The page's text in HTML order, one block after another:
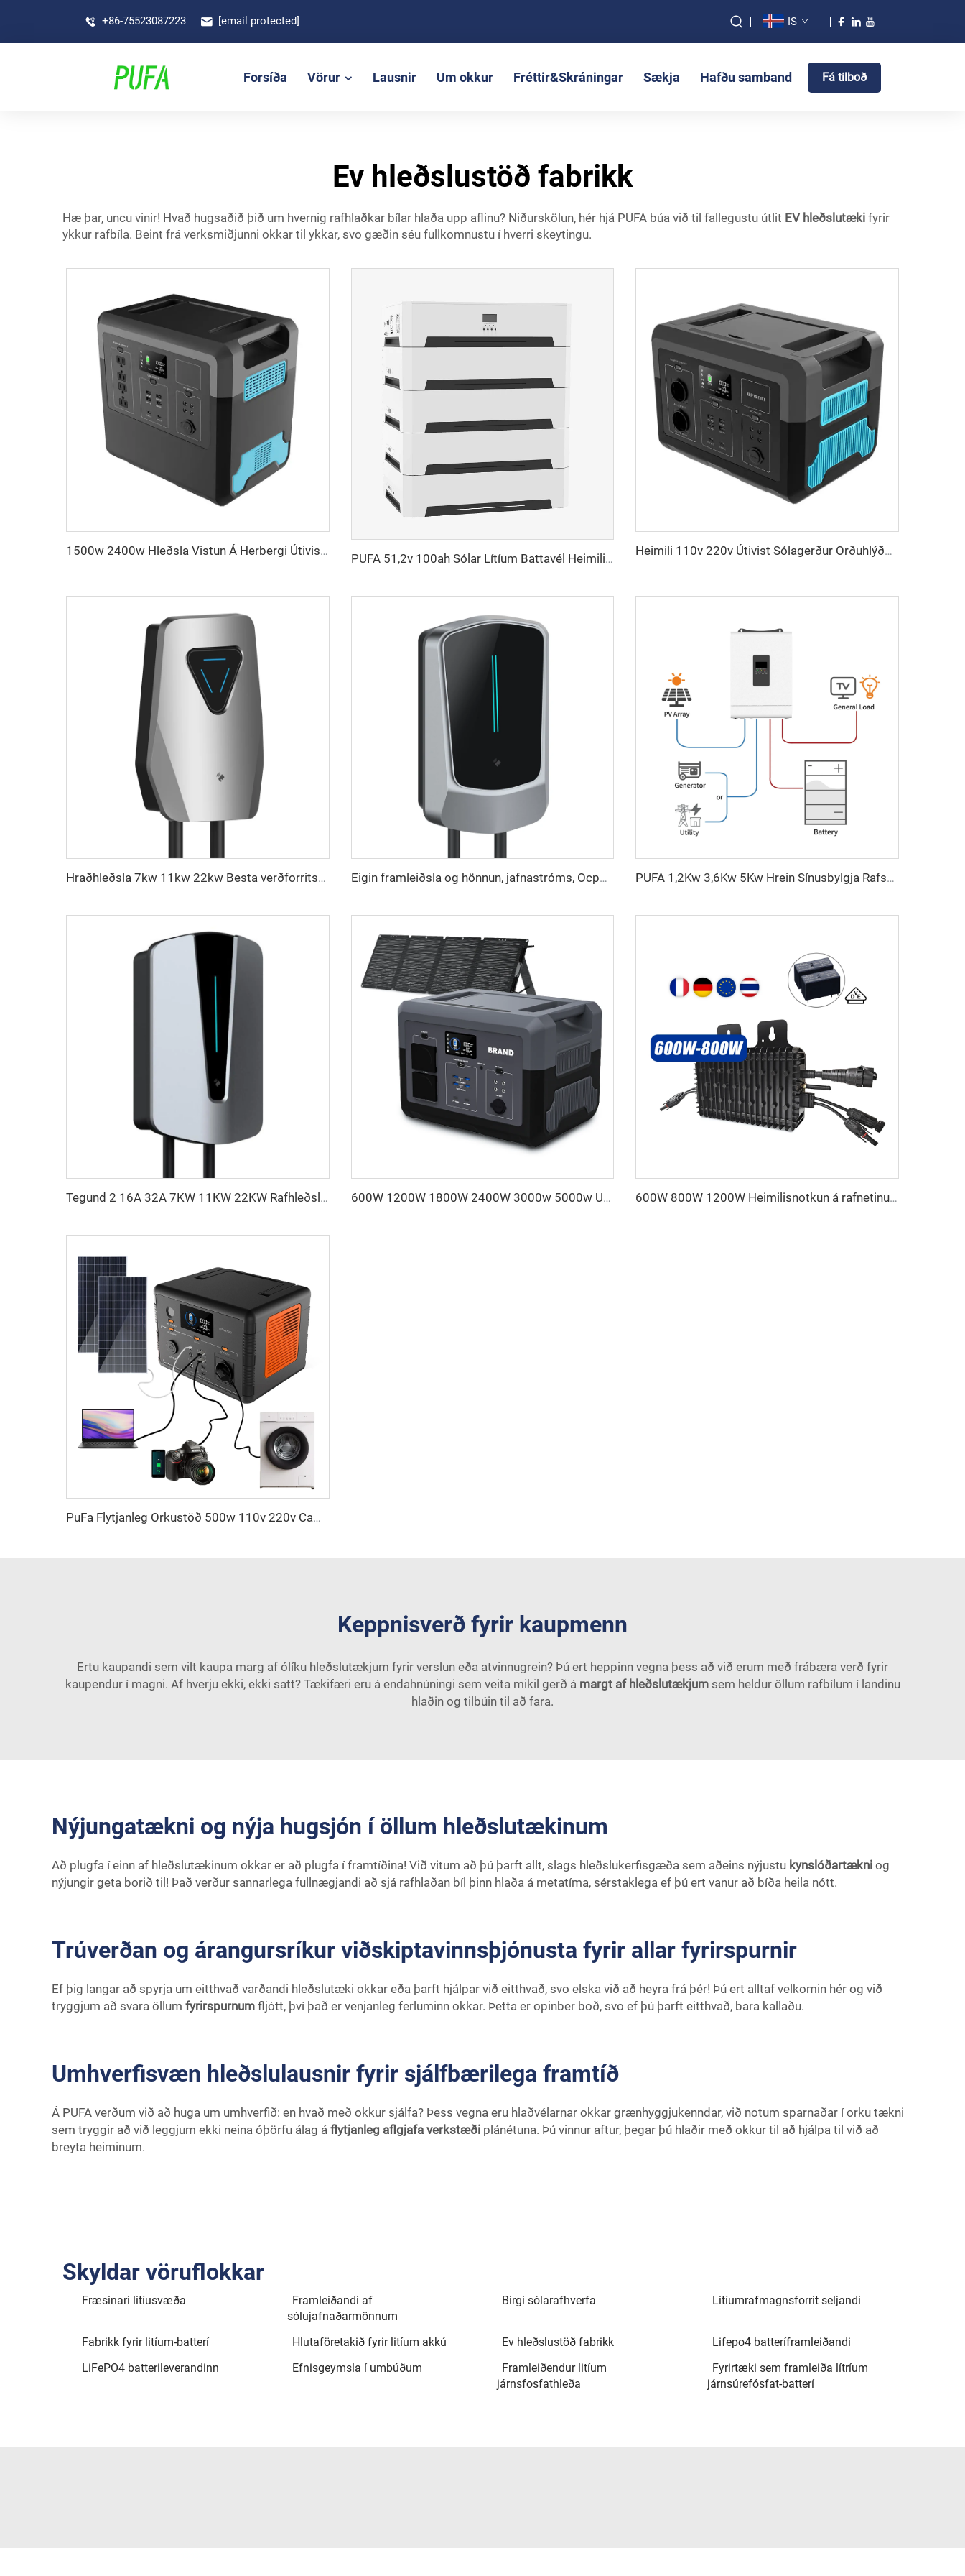
+86-75523087223 [email protected] IS
Forsíða Vörur Lausnir Um okkur Fréttir&Skráningar Sækja Hafðu samband Fá tilboð
Ev hleðslustöð fabrikk
Hæ þar, uncu vinir! Hvað hugsaðið þið um hvernig rafhlaðkar bílar hlaða upp aflinu? Niðurskölun, hér hjá PUFA búa við til fallegustu útlit EV hleðslutæki fyrir
ykkur rafbíla. Beint frá verksmiðjunni okkar til ykkar, svo gæðin séu fullkomnustu í hverri skeytingu.
1500w 2400w Hleðsla Vistun Á Herbergi Útivist Lifepo4 Battavél Orka Kerfi Framboð Hnútur Rafeðlisólarorðu
PUFA 51,2v 100ah Sólar Lítíum Battavél Heimilisorkugeymsla Kerfi 10kwh 20kwh Heimilisnotkun Sólorku Orkugeymsla Kerfi
Heimili 110v 220v Útivist Sólagerður Orðuhlýður 5000w 3000w 2400w 1500w 600w 500w 300w Hnútur Orðuhlýður
Hraðhleðsla 7kw 11kw 22kw Besta verðforritsstýrð hleðsla fyrir rafbíla Eigin framleiðsla og hönnun, jafnastróms, Ocpp, rafgæðahleðsla, einnur röðunarstöng fyrir rafbíla PUFA 1,2Kw 3,6Kw 5Kw Hrein Sínusbylgja Rafsambands Sólumvandinn 12V 24V 48V Útanúr rafnetinu Sólumvandinn fyrir Sólorkukerfið
Tegund 2 16A 32A 7KW 11KW 22KW Rafhleðsla fyrir Rafbíla Skjábirting Hægt að stilla rafstrauminn á vegg Ráfleðsla fyrir bíl 600W 1200W 1800W 2400W 3000w 5000w UPS Generator Rafbatteri af tegundinni Lifepo4 Portable Raforkustöð með sólafllum 600W 800W 1200W Heimilisnotkun á rafnetinu Smáumvandinn HM-1200 Sólumvandi fyrir heimilisnotkun Sólaorka
PuFa Flytjanleg Orkustöð 500w 110v 220v Camping Neyðarafköst Flytjanleg Orkuforsæning Lifepo4 Heimilis Flytjanleg Solorkustöð
Keppnisverð fyrir kaupmenn
Ertu kaupandi sem vilt kaupa marg af ólíku hleðslutækjum fyrir verslun eða atvinnugrein? Þú ert heppinn vegna þess að við erum með frábæra verð fyrir
kaupendur í magni. Af hverju ekki, ekki satt? Tækifæri eru á endahnúningi sem veita mikil gerð á margt af hleðslutækjum sem heldur öllum rafbílum í landinu
hlaðin og tilbúin til að fara.
Nýjungatækni og nýja hugsjón í öllum hleðslutækinum
Að plugfa í einn af hleðslutækinum okkar er að plugfa í framtíðina! Við vitum að þú þarft allt, slags hleðslukerfisgæða sem aðeins nýjustu kynslóðartækni og
nýjungir geta borið til! Það verður sannarlega fullnægjandi að sjá rafhlaðan bíl þinn hlaða á metatíma, sérstaklega ef þú ert vanur að bíða heila nótt.
Trúverðan og árangursríkur viðskiptavinnsþjónusta fyrir allar fyrirspurnir
Ef þig langar að spyrja um eitthvað varðandi hleðslutæki okkar eða þarft hjálpar við eitthvað, svo elska við að heyra frá þér! Þú ert alltaf velkomin hér og við
tryggjum að svara öllum fyrirspurnum fljótt, því það er venjanleg ferluminn okkar. Þetta er opinber boð, svo ef þú þarft eitthvað, bara kallaðu.
Umhverfisvæn hleðslulausnir fyrir sjálfbærilega framtíð
Á PUFA verðum við að huga um umhverfið: en hvað með okkur sjálfa? Þess vegna eru hlaðvélarnar okkar grænhyggjukenndar, við notum sparnaðar í orku tækni
sem tryggir að við leggjum ekki neina óþörfu álag á flytjanleg aflgjafa verkstæði plánétuna. Þú vinnur aftur, þegar þú hlaðir með okkur til að hjálpa til við að
breyta heiminum.
Skyldar vöruflokkar
Fræsinari litíusvæða
Framleiðandi af
sólujafnaðarmönnum
Birgi sólarafhverfa Litíumrafmagnsforrit seljandi
Fabrikk fyrir litíum-batterí Hlutaföretakið fyrir litíum akkú Ev hleðslustöð fabrikk
Lifepo4 batteríframleiðandi
LiFePO4 batterileverandinn
Efnisgeymsla í umbúðum
Framleiðendur litíum
járnsfosfathleða
Fyrirtæki sem framleiða lítríum
járnsúrefósfat-batterí